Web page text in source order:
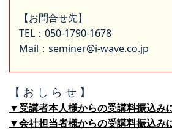
【お問合せ先】
TEL：050-1790-1678
Mail：seminer@i-wave.co.jp
【 お し ら せ 】
▼受講者本人様からの受講料振込み
▼会社担当者様からの受講料振込み